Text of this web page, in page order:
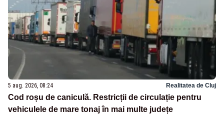
5 aug. 2026, 08:24 Realitatea de Cluj
Cod roșu de caniculă. Restricții de circulație pentru
vehiculele de mare tonaj în mai multe județe